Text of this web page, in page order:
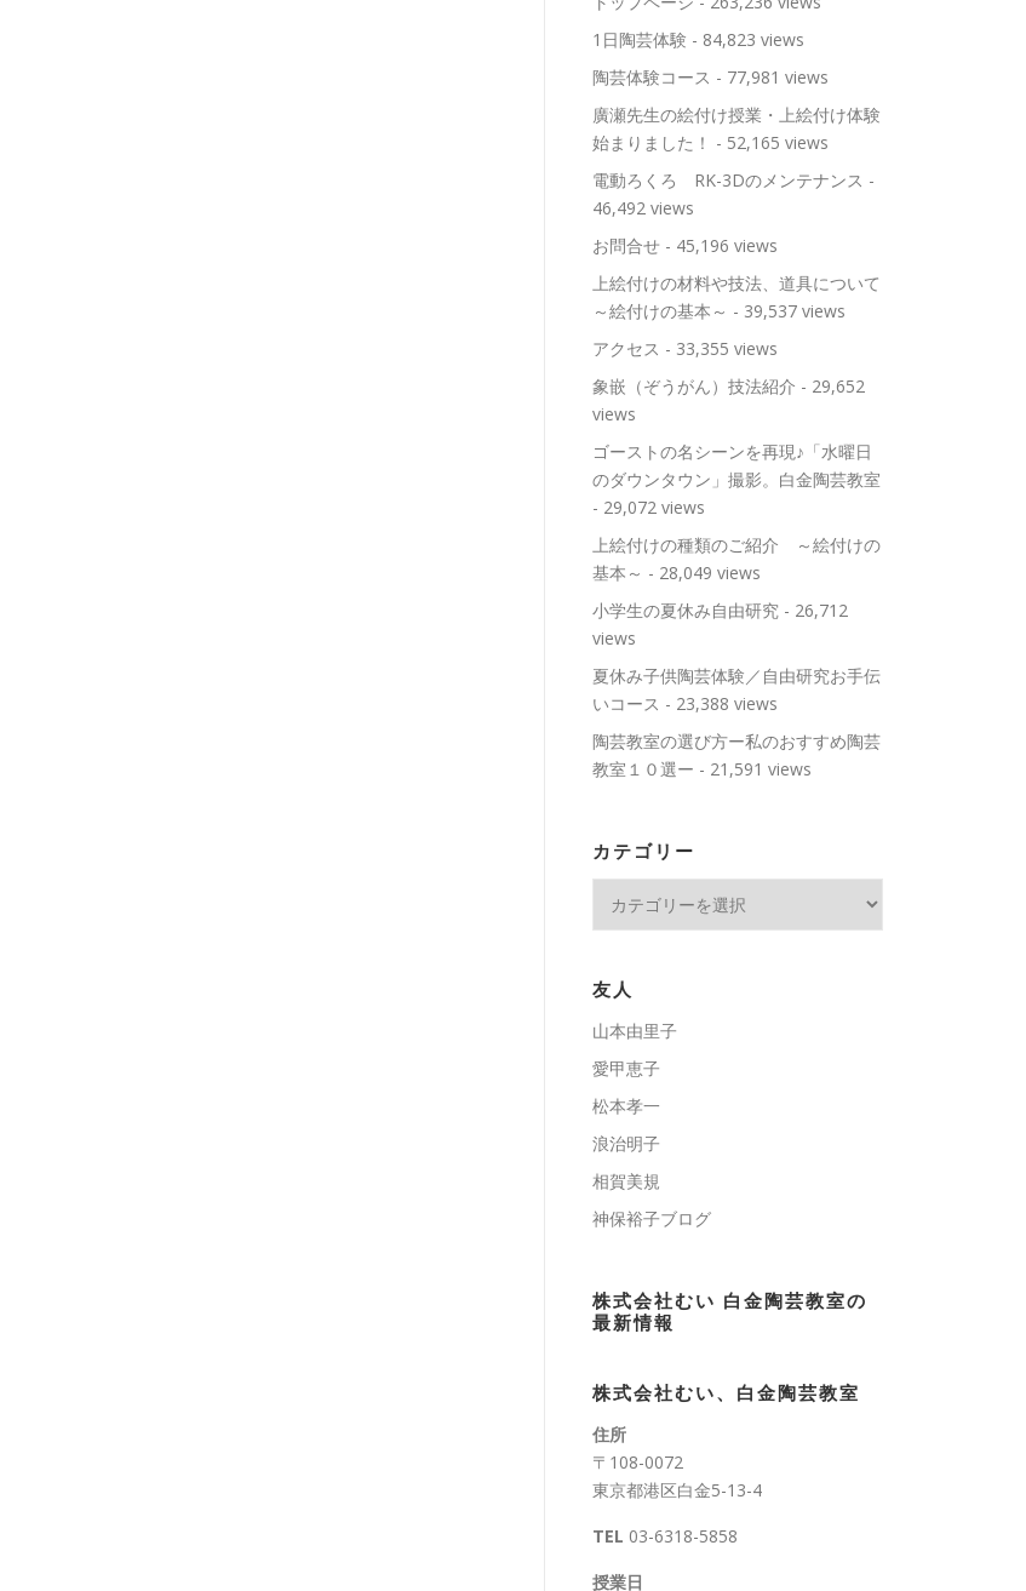
1日陶芸体験 - 84,823 views
陶芸体験コース - 77,981 views
廣瀬先生の絵付け授業・上絵付け体験
始まりました！ - 52,165 views
電動ろくろ RK-3Dのメンテナンス -
46,492 views
お問合せ - 45,196 views
上絵付けの材料や技法、道具について
～絵付けの基本～ - 39,537 views
アクセス - 33,355 views
象嵌（ぞうがん）技法紹介 - 29,652
views
ゴーストの名シーンを再現♪「水曜日
のダウンタウン」撮影。白金陶芸教室
- 29,072 views
上絵付けの種類のご紹介 ～絵付けの
基本～ - 28,049 views
小学生の夏休み自由研究 - 26,712
views
夏休み子供陶芸体験／自由研究お手伝
いコース - 23,388 views
陶芸教室の選び方ー私のおすすめ陶芸
教室１０選ー - 21,591 views
カテゴリー
リ
ー
友人
山本由里子
愛甲恵子
松本孝一
浪治明子
相賀美規
神保裕子ブログ
株式会社むい 白金陶芸教室の
最新情報
株式会社むい、白金陶芸教室
住所
〒108-0072
東京都港区白金5-13-4
TEL 03-6318-5858
授業日